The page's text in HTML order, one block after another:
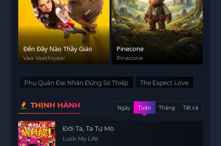
Đến Đây Nào Thầy Giáo
Vaa Vaathiyaar
Pinecone
Pinecone
Phu Quân Đại Nhân Đừng Sợ Thiếp The Expect Love
THỊNH HÀNH Ngày Tuần Tháng Tất cả
Đời Ta, Ta Tự Mò
Luck My Life